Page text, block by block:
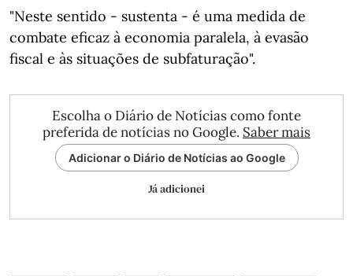
"Neste sentido - sustenta - é uma medida de
combate eficaz à economia paralela, à evasão
fiscal e às situações de subfaturação".
Escolha o Diário de Notícias como fonte
preferida de notícias no Google. Saber mais
Adicionar o Diário de Notícias ao Google
Já adicionei